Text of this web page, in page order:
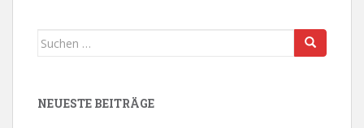
Suchen
NEUESTE BEITRÄGE